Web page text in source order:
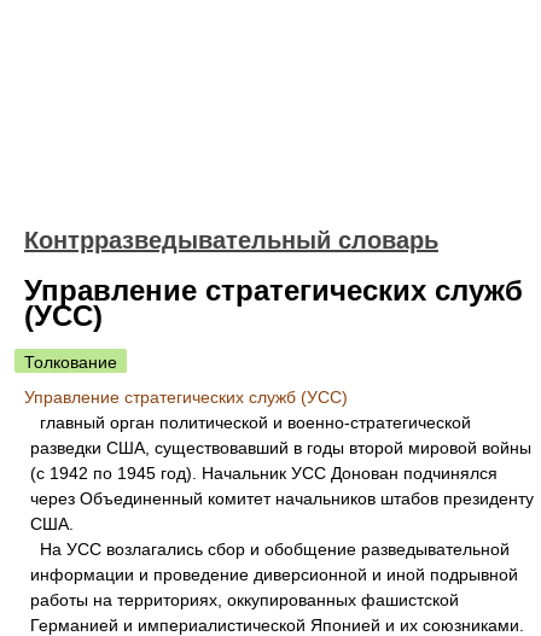
Контрразведывательный словарь
Управление стратегических служб
(УСС)
Толкование
Управление стратегических служб (УСС)
главный орган политической и военно-стратегической
разведки США, существовавший в годы второй мировой войны
(с 1942 по 1945 год). Начальник УСС Донован подчинялся
через Объединенный комитет начальников штабов президенту
США.
На УСС возлагались сбор и обобщение разведывательной
информации и проведение диверсионной и иной подрывной
работы на территориях, оккупированных фашистской
Германией и империалистической Японией и их союзниками.